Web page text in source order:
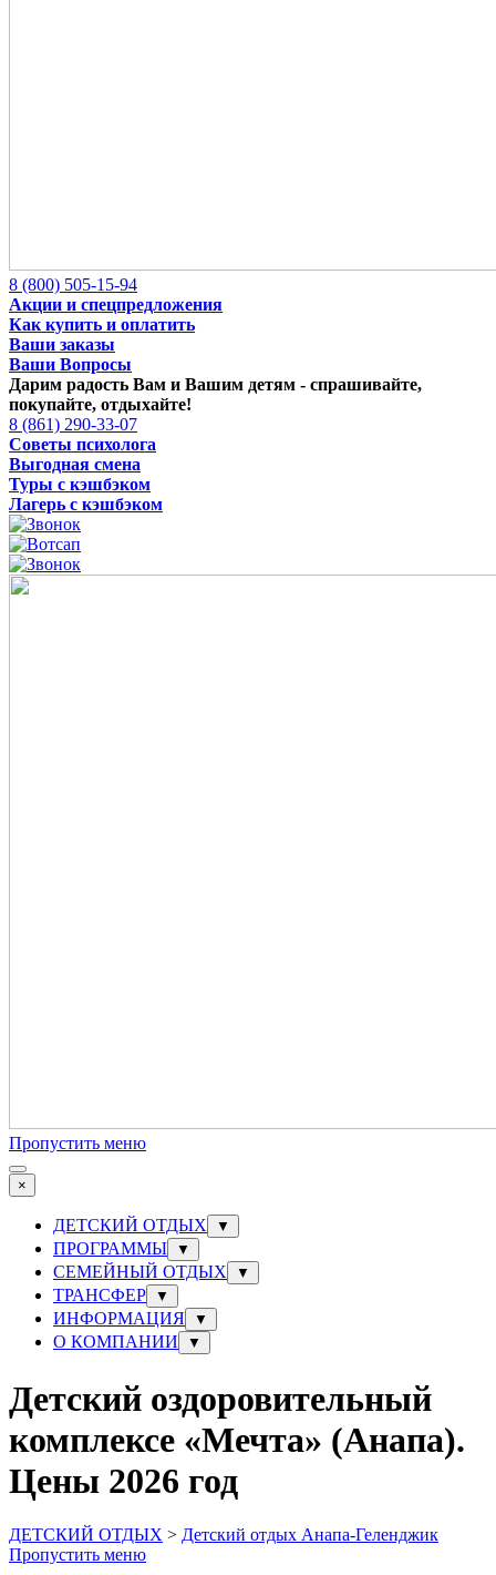
8 (800) 505-15-94
Акции и спецпредложения
Как купить и оплатить
Ваши заказы
Ваши Вопросы
Дарим радость Вам и Вашим детям - спрашивайте,
покупайте, отдыхайте!
8 (861) 290-33-07
Советы психолога
Выгодная смена
Туры с кэшбэком
Лагерь с кэшбэком
Пропустить меню
×
ДЕТСКИЙ ОТДЫХ ▼
ПРОГРАММЫ ▼
СЕМЕЙНЫЙ ОТДЫХ ▼
ТРАНСФЕР ▼
ИНФОРМАЦИЯ ▼
О КОМПАНИИ ▼
Детский оздоровительный
комплексе «Мечта» (Анапа).
Цены 2026 год
ДЕТСКИЙ ОТДЫХ > Детский отдых Анапа-Геленджик
Пропустить меню